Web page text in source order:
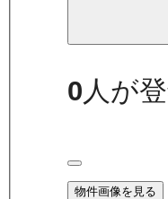
0 人が
物件画像を見る